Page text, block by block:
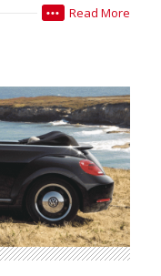
Read More
•••